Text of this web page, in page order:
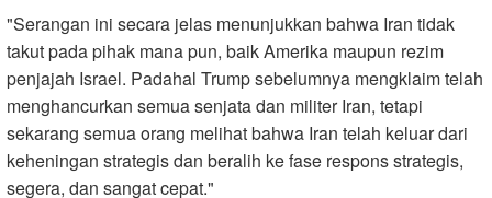
"Serangan ini secara jelas menunjukkan bahwa Iran tidak
takut pada pihak mana pun, baik Amerika maupun rezim
penjajah Israel. Padahal Trump sebelumnya mengklaim telah
menghancurkan semua senjata dan militer Iran, tetapi
sekarang semua orang melihat bahwa Iran telah keluar dari
keheningan strategis dan beralih ke fase respons strategis,
segera, dan sangat cepat."